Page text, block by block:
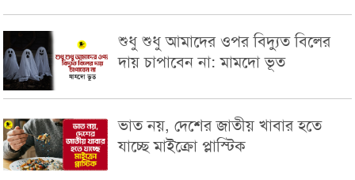
শুধু শুধু আমাদের ওপর বিদ্যুত বিলের
দায় চাপাবেন না: মামদো ভূত
ভাত নয়, দেশের জাতীয় খাবার হতে
যাচ্ছে মাইক্রো প্লাস্টিক